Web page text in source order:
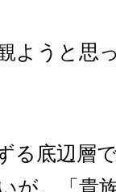
ようと思
る底辺層